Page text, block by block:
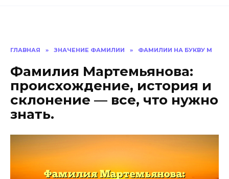
ГЛАВНАЯ » ЗНАЧЕНИЕ ФАМИЛИИ » ФАМИЛИИ НА БУКВУ М
Фамилия Мартемьянова:
происхождение, история и
склонение — все, что нужно
знать.